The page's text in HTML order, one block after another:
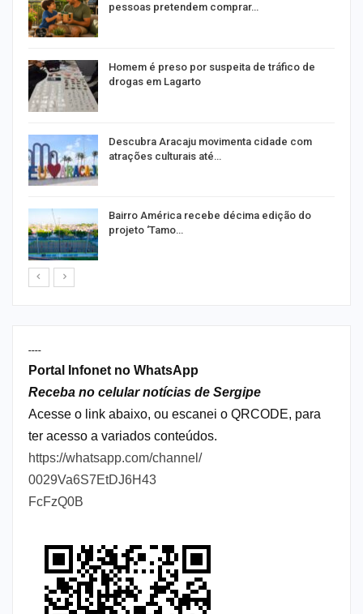
pessoas pretendem comprar…
Homem é preso por suspeita de tráfico de
drogas em Lagarto
Descubra Aracaju movimenta cidade com
atrações culturais até…
Bairro América recebe décima edição do
projeto ‘Tamo…
----
Portal Infonet no WhatsApp
Receba no celular notícias de Sergipe
Acesse o link abaixo, ou escanei o QRCODE, para
ter acesso a variados conteúdos.
https://whatsapp.com/channel/
0029Va6S7EtDJ6H43
FcFzQ0B